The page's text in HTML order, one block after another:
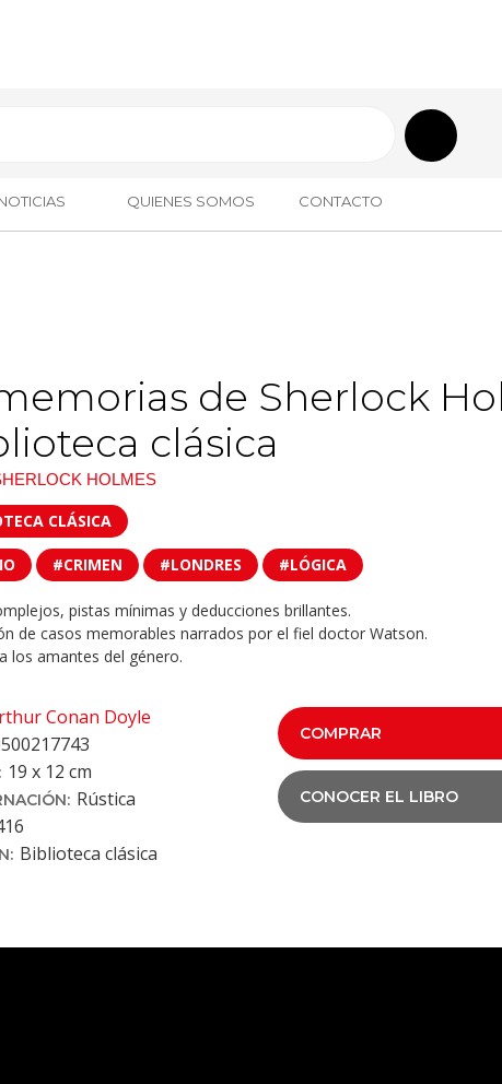
QUIENES SOMOS CONTACTO
de Sherlock
clásica
HOLMES
CLÁSICA
#CRIMEN #LONDRES #LÓGICA
pistas mínimas y deducciones brillantes.
de casos memorables narrados por el fiel doctor Watson.
los amantes del género.
Conan Doyle
19 x 12 cm
Rústica
Biblioteca clásica
COMPRAR
CONOCER EL LIBRO